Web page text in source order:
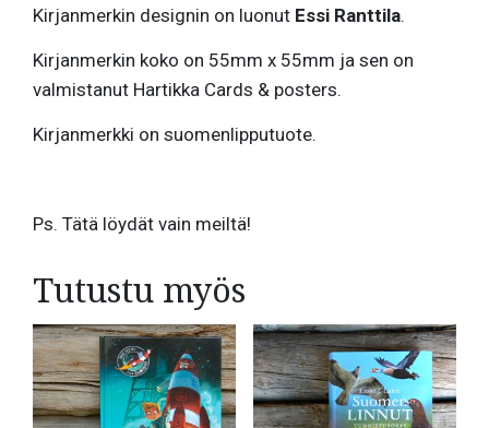
Kirjanmerkin designin on luonut Essi Ranttila.
Kirjanmerkin koko on 55mm x 55mm ja sen on
valmistanut Hartikka Cards & posters.
Kirjanmerkki on suomenlipputuote.
Ps. Tätä löydät vain meiltä!
Tutustu myös